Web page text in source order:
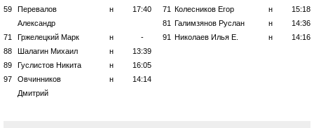
59
Перевалов
Александр
н 17:40
71 Гржелецкий Марк н
-
88
Шалагин Михаил н
13:39
89
Гуслистов Никита н
16:05
97
Овчинников
Дмитрий
н 14:14
71 Колесников Егор н
15:18
81 Галимзянов Руслан н
14:36
91 Николаев Илья Е. н 14:16